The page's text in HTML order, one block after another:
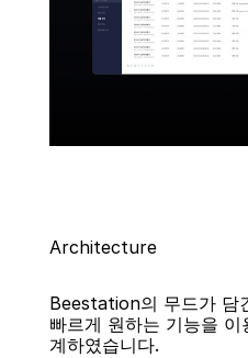
Architecture
Beestation의 무드가 담
빠르게 원하는 기능을
계하였습니다.